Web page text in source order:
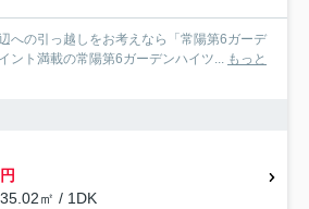
への引っ越しをお考えなら「常陽第6ガーデ
ント満載の常陽第6ガーデンハイツ... もっと
㎡ / 1DK